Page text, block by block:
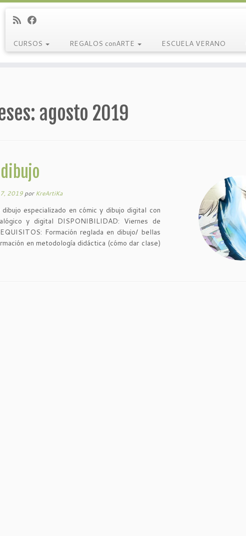
CURSOS REGALOS conARTE ESCUELA VERANO
agosto 2019
2019 porKreArtiKa
especializado en cómic y dibujo digital con
y digital DISPONIBILIDAD: Viernes de
Formación reglada en dibujo/ bellas
en metodología didáctica (cómo dar clase)